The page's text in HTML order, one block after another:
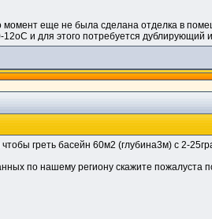
еще не была сделана отделка в
и для этого потребуется дублирующий
греть басейн 60м2 (глубина3м) с 2-
по нашему региону скажите пожалуста